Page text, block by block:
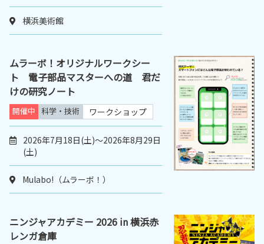
横浜美術館
ムラーボ！オリジナルワークシー
ト 電子部品マスターへの道 君だ
けの研究ノート
開催中 科学・技術 ワークショップ
2026年7月18日(土)～2026年8月29日
(土)
Mulabo!（ムラーボ！）
ニンジャアカデミー 2026 in 横浜赤
レンガ倉庫